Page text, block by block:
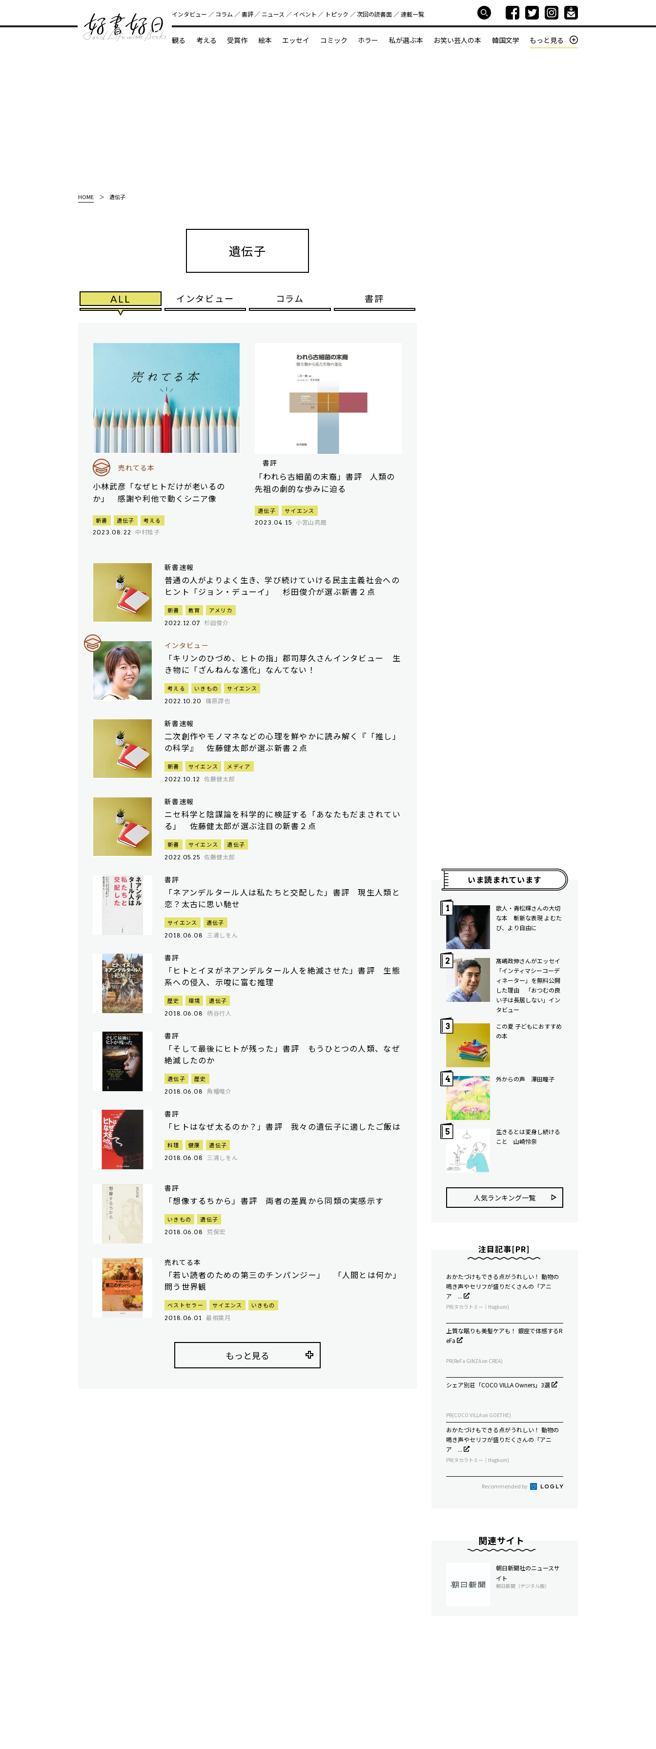
好書好日
インタビュー コラム 書評 ニュース イベント トピック 次回の読書⾯ 連載一覧
観る 考える 受賞作 絵本 エッセイ コミック ホラー 私が選ぶ本 お笑い芸人の本 韓国文学 もっと見る
HOME 遺伝子
遺伝子
ALL インタビュー コラム 書評
売れてる本
小林武彦「なぜヒトだけが老いるの
か」 感謝や利他で動くシニア像
新書 遺伝子 考える
2023.08.22 中村桂子
書評
「われら古細菌の末裔」書評 人類の
先祖の劇的な歩みに迫る
遺伝子 サイエンス
2023.04.15 小宮山亮磨
新書速報
普通の人がよりよく生き、学び続けていける民主主義社会への
ヒント「ジョン・デューイ」 杉田俊介が選ぶ新書２点
新書 教育 アメリカ
2022.12.07 杉田俊介
インタビュー
「キリンのひづめ、ヒトの指」郡司芽久さんインタビュー 生
き物に「ざんねんな進化」なんてない！
考える いきもの サイエンス
2022.10.20 篠原諄也
新書速報
二次創作やモノマネなどの心理を鮮やかに読み解く『「推し」
の科学』 佐藤健太郎が選ぶ新書２点
新書 サイエンス メディア
2022.10.12 佐藤健太郎
新書速報
ニセ科学と陰謀論を科学的に検証する「あなたもだまされてい
る」 佐藤健太郎が選ぶ注目の新書２点
新書 サイエンス 遺伝子
2022.05.25 佐藤健太郎
書評
「ネアンデルタール人は私たちと交配した」書評 現生人類と
恋？太古に思い馳せ
サイエンス 遺伝子
2018.06.08 三浦しをん
書評
「ヒトとイヌがネアンデルタール人を絶滅させた」書評 生態
系への侵入、示唆に富む推理
歴史 環境 遺伝子
2018.06.08 柄谷行人
書評
「そして最後にヒトが残った」書評 もうひとつの人類、なぜ
絶滅したのか
遺伝子 歴史
2018.06.08 角幡唯介
書評
「ヒトはなぜ太るのか？」書評 我々の遺伝子に適したご飯は
料理 健康 遺伝子
2018.06.08 三浦しをん
書評
「想像するちから」書評 両者の差異から同類の実感示す
いきもの 遺伝子
2018.06.08 荒俣宏
売れてる本
「若い読者のための第三のチンパンジー」 「人間とは何か」
問う世界観
ベストセラー サイエンス いきもの
2018.06.01 最相葉月
もっと見る
いま読まれています
歌人・青松輝さんの大切
な本 斬新な表現 よむた
び、より自由に
髙嶋政伸さんがエッセイ
「インティマシーコーデ
ィネーター」を無料公開
した理由 「おつむの良
い子は長居しない」イン
タビュー
この夏 子どもにおすすめ
の本
外からの声 澤田瞳子
生きるとは変身し続ける
こと 山崎怜奈
人気ランキング⼀覧
注目記事[PR]
おかたづけもできる点がうれしい！ 動物の
鳴き声やセリフが盛りだくさんの「アニ
ア ...
PR(タカラトミー｜Hugkum)
上質な眠りも美髪ケアも！ 銀座で体感するR
eFa
PR(ReFa GINZA on CREA)
シェア別荘「COCO VILLA Owners」3選
PR(COCO VILLA on GOETHE)
おかたづけもできる点がうれしい！ 動物の
鳴き声やセリフが盛りだくさんの「アニ
ア ...
PR(タカラトミー｜Hugkum)
Recommended by
関連サイト
朝日新聞社のニュースサ
イト
朝日新聞（デジタル版）